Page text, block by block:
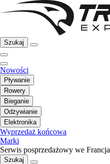
Szukaj
Nowości
Pływanie
Rowery
Bieganie
Odżywianie
Elektronika
Wyprzedaż końcowa
Marki
Serwis posprzedażowy we Francja
Szukaj